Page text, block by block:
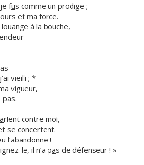
fus comme un prodige ;
urs et ma force.
louange à la bouche,
vieilli ; *
vigueur,
pas.
arlent contre moi,
se concertent.
u l’abandonne !
le, il n’a pas de défenseur ! »